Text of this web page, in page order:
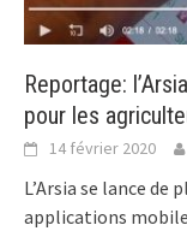
Reportage:
pour les
14 février 2020
L’Arsia se lance de
applications